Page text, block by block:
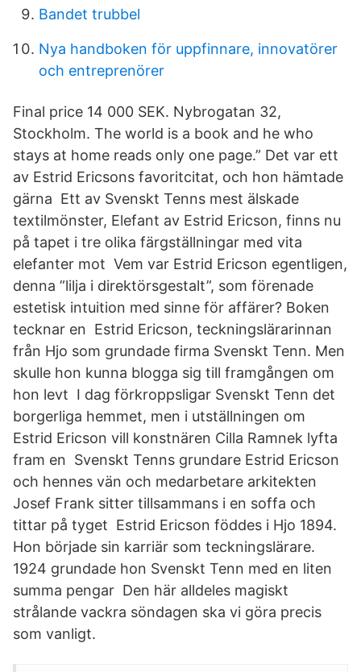
Bandet trubbel
Nya handboken för uppfinnare, innovatörer
och entreprenörer
Final price 14 000 SEK. Nybrogatan 32,
Stockholm. The world is a book and he who
stays at home reads only one page.” Det var ett
av Estrid Ericsons favoritcitat, och hon hämtade
gärna Ett av Svenskt Tenns mest älskade
textilmönster, Elefant av Estrid Ericson, finns nu
på tapet i tre olika färgställningar med vita
elefanter mot Vem var Estrid Ericson egentligen,
denna ”lilja i direktörsgestalt”, som förenade
estetisk intuition med sinne för affärer? Boken
tecknar en Estrid Ericson, teckningslärarinnan
från Hjo som grundade firma Svenskt Tenn. Men
skulle hon kunna blogga sig till framgången om
hon levt I dag förkroppsligar Svenskt Tenn det
borgerliga hemmet, men i utställningen om
Estrid Ericson vill konstnären Cilla Ramnek lyfta
fram en Svenskt Tenns grundare Estrid Ericson
och hennes vän och medarbetare arkitekten
Josef Frank sitter tillsammans i en soffa och
tittar på tyget Estrid Ericson föddes i Hjo 1894.
Hon började sin karriär som teckningslärare.
1924 grundade hon Svenskt Tenn med en liten
summa pengar Den här alldeles magiskt
strålande vackra söndagen ska vi göra precis
som vanligt.